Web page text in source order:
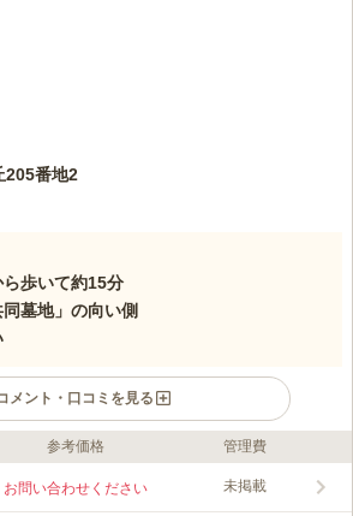
205番地2
歩いて約15分
同墓地」の向い側
メント・口コミを見る
ント
寄市営緑丘共同墓地」と隣り合わせの立地です
参考価格 管理費
お問い合わせください 未掲載